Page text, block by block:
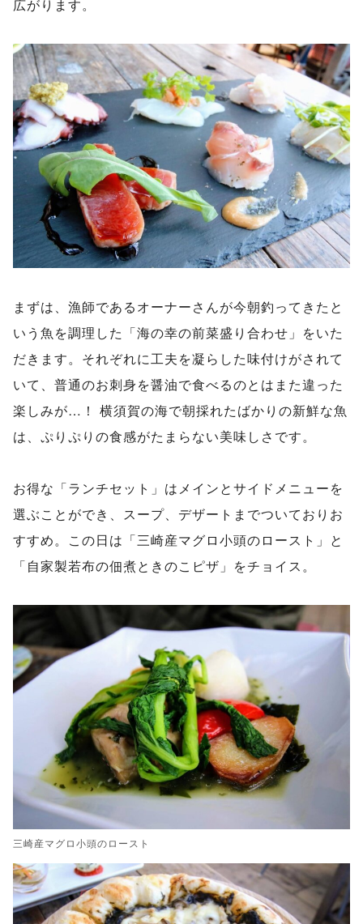
広がります。
まずは、漁師であるオーナーさんが今朝釣ってきたと
いう魚を調理した「海の幸の前菜盛り合わせ」をいた
だきます。それぞれに工夫を凝らした味付けがされて
いて、普通のお刺身を醤油で食べるのとはまた違った
楽しみが…！ 横須賀の海で朝採れたばかりの新鮮な魚
は、ぷりぷりの食感がたまらない美味しさです。
お得な「ランチセット」はメインとサイドメニューを
選ぶことができ、スープ、デザートまでついておりお
すすめ。この日は「三崎産マグロ小頭のロースト」と
「自家製若布の佃煮ときのこピザ」をチョイス。
三崎産マグロ小頭のロースト